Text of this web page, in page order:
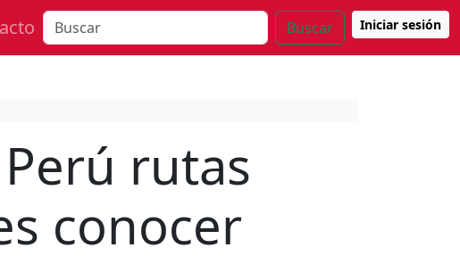
Buscar Iniciar sesión
rutas
conocer